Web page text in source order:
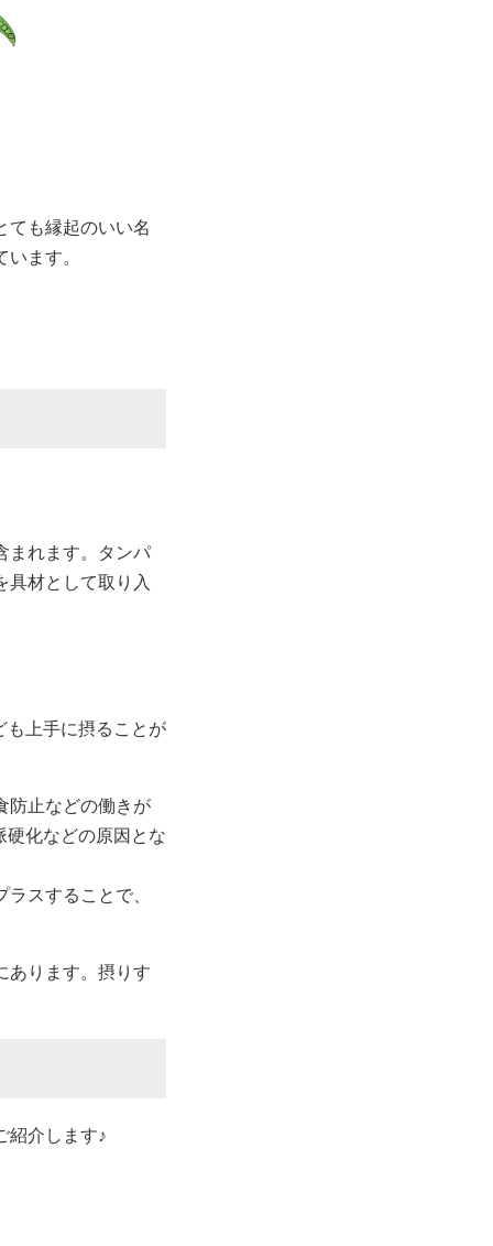
ても縁起のいい名
ます。
まれます。タンパ
具材として取り入
も上手に摂ることが
防止などの働きが
硬化などの原因とな
スすることで、
あります。摂りす
紹介します♪